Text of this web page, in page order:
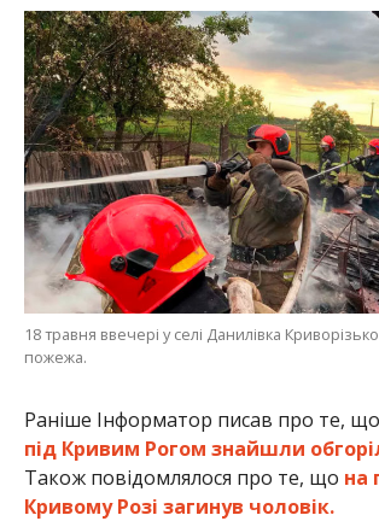
18 травня ввечері у селі Данилівка
пожежа.
Раніше Інформатор писав про те, що
під Кривим Рогом знайшли
Також повідомлялося про те, що на
Кривому Розі загинув чоловік.